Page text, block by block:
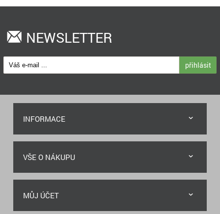
NEWSLETTER
přihlásit
INFORMACE
VŠE O NÁKUPU
MŮJ ÚČET